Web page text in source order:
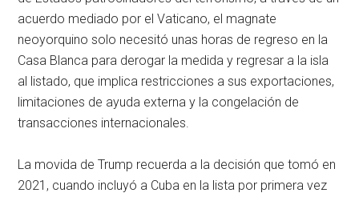
acuerdo mediado por el Vaticano, el magnate
neoyorquino solo necesitó unas horas de regreso en la
Casa Blanca para derogar la medida y regresar a la isla
al listado, que implica restricciones a sus exportaciones,
limitaciones de ayuda externa y la congelación de
transacciones internacionales.
La movida de Trump recuerda a la decisión que tomó en
2021, cuando incluyó a Cuba en la lista por primera vez